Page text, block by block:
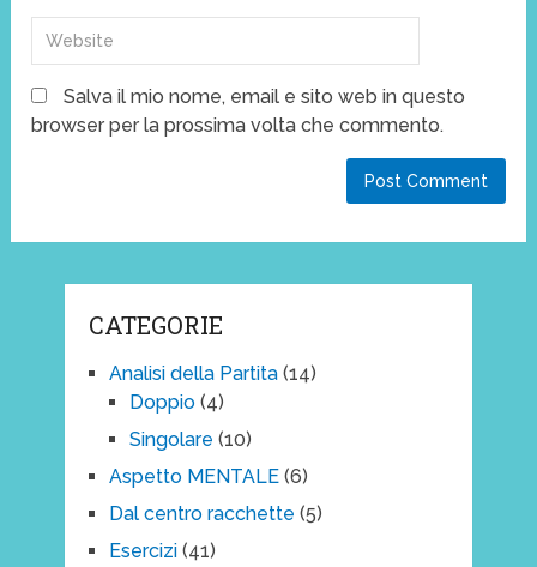
Salva il mio nome, email e sito web in questo
browser per la prossima volta che commento.
CATEGORIE
Analisi della Partita(14)
Doppio(4)
Singolare (10)
Aspetto MENTALE(6)
Dal centro racchette (5)
Esercizi(41)